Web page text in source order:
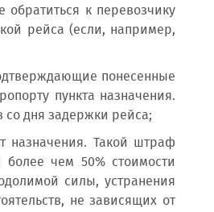
к перевозчику
рейса (если, например,
понесенные
пункта назначения.
со дня задержки рейса;
назначения. Такой штраф
чем 50% стоимости
силы, устранения
не зависящих от